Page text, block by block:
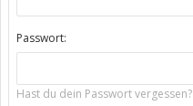
Passwort:
Hast du dein Passwort vergessen?